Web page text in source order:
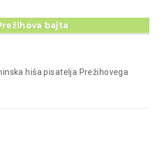
bajta
hiša pisatelja Prežihovega